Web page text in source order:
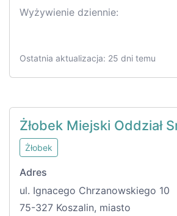
Wyżywienie dziennie:
Ostatnia aktualizacja: 25 dni temu
Żłobek Miejski Oddział
Żłobek
Adres
ul. Ignacego Chrzanowskiego 10
75-327 Koszalin, miasto